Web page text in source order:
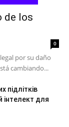
de los
0
por su daño
cambiando...
підлітків
для